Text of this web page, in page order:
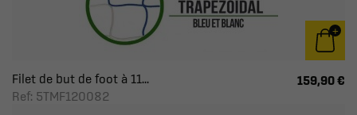
Filet de but de foot à 11...
Ref: 5TMF120082
159,90 €